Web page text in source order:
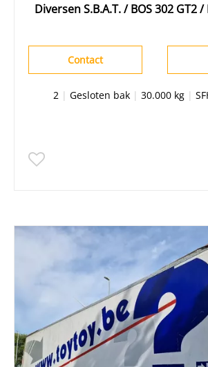
Diversen S.B.A.T. / BOS 302 GT2 /
Contact
2 | Gesloten bak| 30.000 kg|